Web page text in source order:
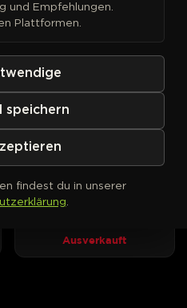
DNA Genetics
3Peat
Gewinner, ein DNA-Original.
Ausverkauft
Bakers Delight Auto
Sorbet-Aroma und Cookie-
Optik im Autoflower-Format
Ausverkauft
und Empfehlungen.
Plattformen.
speichern
findest du in unserer